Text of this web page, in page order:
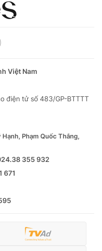
Việt Nam
điện tử số 483/GP-BTTTT
Phạm Quốc Thắng,
355 932
671